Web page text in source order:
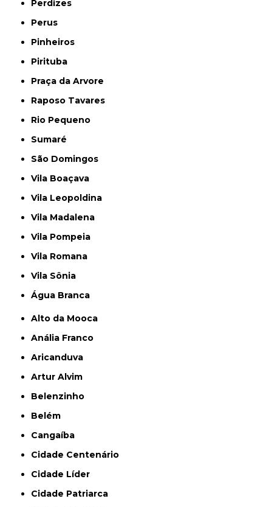
Perdizes
Perus
Pinheiros
Pirituba
Praça da Arvore
Raposo Tavares
Rio Pequeno
Sumaré
São Domingos
Vila Boaçava
Vila Leopoldina
Vila Madalena
Vila Pompeia
Vila Romana
Vila Sônia
Água Branca
Alto da Mooca
Anália Franco
Aricanduva
Artur Alvim
Belenzinho
Belém
Cangaíba
Cidade Centenário
Cidade Líder
Cidade Patriarca